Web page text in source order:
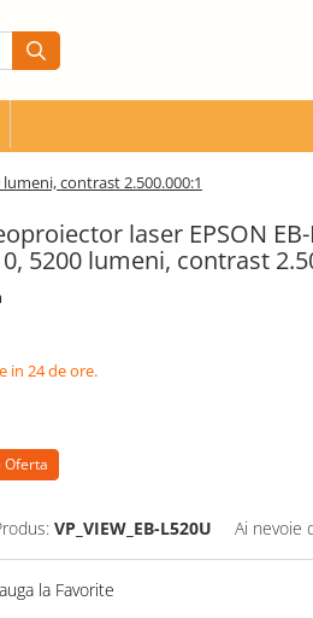
lumeni, contrast 2.500.000:1
laser EPSON
5200 lumeni, contrast
in 24 de ore.
Oferta
VP_VIEW_EB-L520U Ai nevoie
la Favorite